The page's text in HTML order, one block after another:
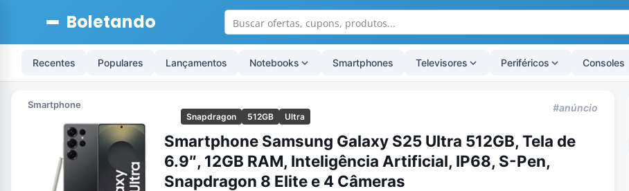
Boletando
Recentes Populares Lançamentos Notebooks Smartphones Televisores Periféricos Consoles
Smartphone
Snapdragon 512GB Ultra
#anúncio
Smartphone Samsung Galaxy S25 Ultra 512GB, Tela de
6.9″, 12GB RAM, Inteligência Artificial, IP68, S-Pen,
Snapdragon 8 Elite e 4 Câmeras